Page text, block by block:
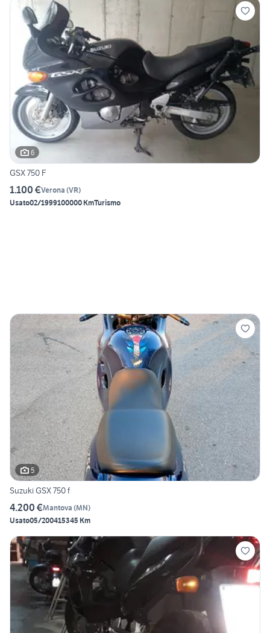
6
GSX 750 F
1.100 €Verona (VR)
Usato02/1999100000 KmTurismo
5
Suzuki GSX 750 f
4.200 €Mantova (MN)
Usato05/200415345 Km